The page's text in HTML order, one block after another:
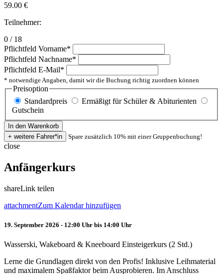
59.00 €
Teilnehmer:
0 / 18
Pflichtfeld Vorname*
Pflichtfeld Nachname*
Pflichtfeld E-Mail*
* notwendige Angaben, damit wir die Buchung richtig zuordnen können
Preisoption
Standardpreis
Ermäßigt für Schüler & Abiturienten
Gutschein
Spare zusätzlich 10% mit einer Gruppenbuchung!
close
Anfängerkurs
shareLink teilen
attachmentZum Kalendar hinzufügen
19. September 2026 - 12:00 Uhr bis 14:00 Uhr
Wasserski, Wakeboard & Kneeboard Einsteigerkurs (2 Std.)
Lerne die Grundlagen direkt von den Profis! Inklusive Leihmaterial
und maximalem Spaßfaktor beim Ausprobieren. Im Anschluss